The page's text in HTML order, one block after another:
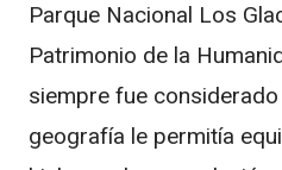
Parque Nacional Los
Patrimonio de la
siempre fue considerado
geografía le permitía